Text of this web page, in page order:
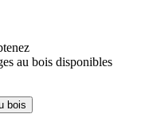
au bois disponibles
bois